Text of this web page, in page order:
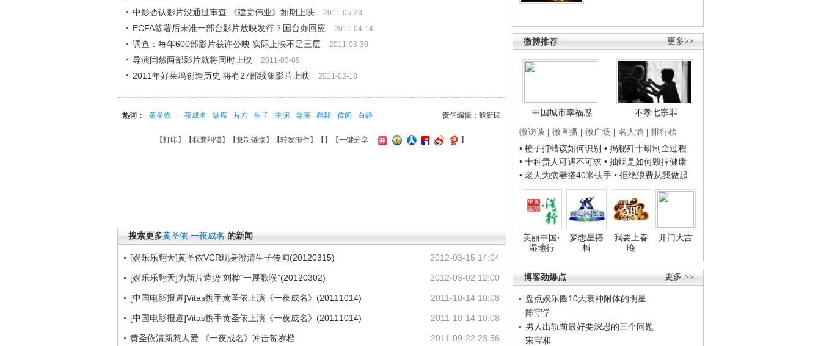
更多>>
微博推荐
中国城市幸福感
不孝七宗罪
微访谈 | 微直播 | 微广场 | 名人墙 | 排行榜
• 橙子打蜡该如何识别 • 揭秘歼十研制全过程
• 十种贵人可遇不可求 • 抽烟是如何毁掉健康
• 老人为病妻搭40米扶手 • 拒绝浪费从我做起
美丽中国·
湿地行
梦想星搭
档
我要上春
晚
开门大吉
更多 >>
博客劲爆点
盘点娱乐圈10大衰神附体的明星
陈守学
男人出轨前最好要深思的三个问题
宋宝和
中影否认影片没通过审查 《建党伟业》如期上映
2011-05-23
ECFA签署后未准一部台影片放映发行？国台办回应 2011-04-14
调查：每年600部影片获许公映 实际上映不足三层 2011-03-30
导演闫然两部影片就将同时上映 2011-03-09
2011年好莱坞创造历史 将有27部续集影片上映 2011-02-18
责任编辑：魏新民
热词： 黄圣依 一夜成名 缺席 片方 生子 主演 导演 档期 传闻 白静
【打印 】【我要纠错】【复制链接】【转发邮件】【 】 【一键分享 】
搜索更多黄圣依 一夜成名 的新闻
2012-03-15 14:04
[娱乐乐翻天]黄圣依VCR现身澄清生子传闻(20120315)
2012-03-02 12:00
[娱乐乐翻天]为新片造势 刘桦“一展歌喉”(20120302)
2011-10-14 10:08
[中国电影报道]Vitas携手黄圣依上演《一夜成名》(20111014)
2011-10-14 10:08
[中国电影报道]Vitas携手黄圣依上演《一夜成名》(20111014)
2011-09-22 23:56
黄圣依清新惹人爱 《一夜成名》冲击贺岁档